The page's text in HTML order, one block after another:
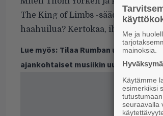
The King of Limbs -säädöt
haahuilua? Kertokaa, ihan
Lue myös: Tilaa Rumban uutiskirje ja
ajankohtaiset musiikin uutiset ja
Me ja
mainoksia.
Käytämme
esimerkiksi
seuraavalla